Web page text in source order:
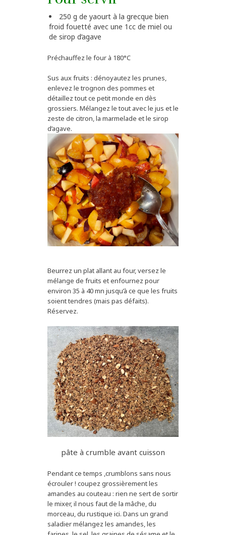
250 g de yaourt à la grecque bien
froid fouetté avec une 1cc de miel ou
de sirop d’agave
Préchauffez le four à 180°C
Sus aux fruits : dénoyautez les prunes,
enlevez le trognon des pommes et
détaillez tout ce petit monde en dès
grossiers. Mélangez le tout avec le jus et le
zeste de citron, la marmelade et le sirop
d’agave.
Beurrez un plat allant au four, versez le
mélange de fruits et enfournez pour
environ 35 à 40 mn jusqu’à ce que les fruits
soient tendres (mais pas défaits).
Réservez.
pâte à crumble avant cuisson
Pendant ce temps ,crumblons sans nous
écrouler ! coupez grossièrement les
amandes au couteau : rien ne sert de sortir
le mixer, il nous faut de la mâche, du
morceau, du rustique ici. Dans un grand
saladier mélangez les amandes, les